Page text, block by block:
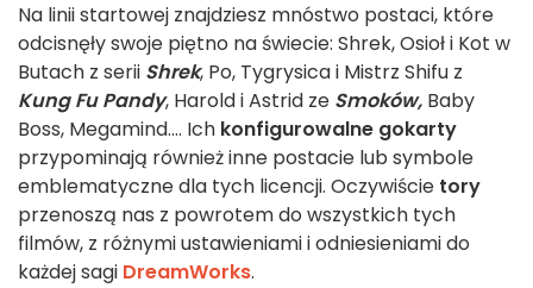
Na linii startowej znajdziesz mnóstwo postaci, które
odcisnęły swoje piętno na świecie: Shrek, Osioł i Kot w
Butach z serii Shrek, Po, Tygrysica i Mistrz Shifu z
Kung Fu Pandy, Harold i Astrid ze Smoków, Baby
Boss, Megamind.... Ich konfigurowalne gokarty
przypominają również inne postacie lub symbole
emblematyczne dla tych licencji. Oczywiście tory
przenoszą nas z powrotem do wszystkich tych
filmów, z różnymi ustawieniami i odniesieniami do
każdej sagi DreamWorks.